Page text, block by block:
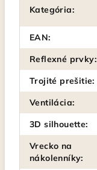
Kategória:
EAN:
Reflexné prvky:
Trojité prešitie:
Ventilácia:
3D silhouette:
Vrecko na
nákolenníky: